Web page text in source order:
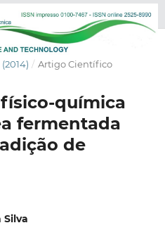
(2014) / Artigo Científico
química
fermentada
de
Silva